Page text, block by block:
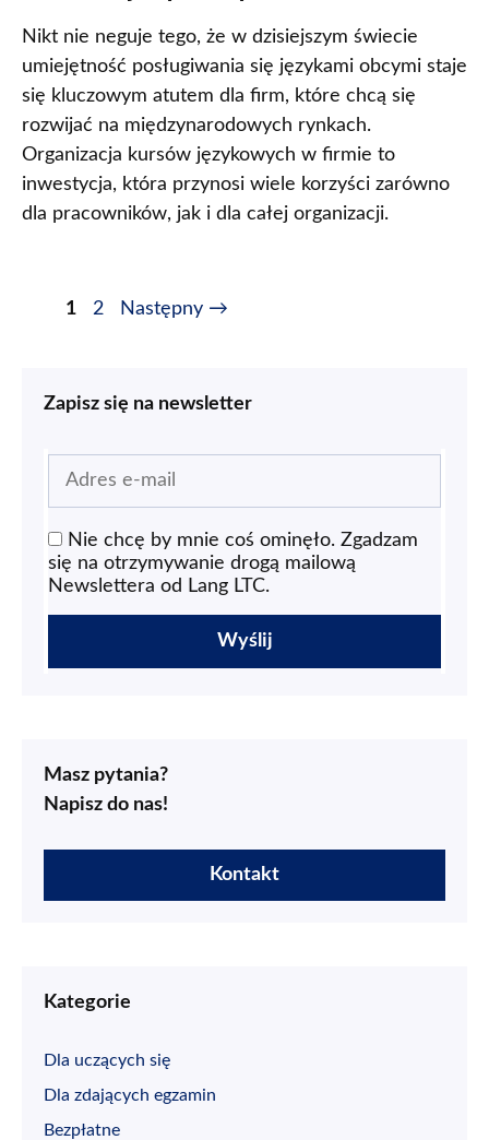
Nikt nie neguje tego, że w dzisiejszym świecie
umiejętność posługiwania się językami obcymi staje
się kluczowym atutem dla firm, które chcą się
rozwijać na międzynarodowych rynkach.
Organizacja kursów językowych w firmie to
inwestycja, która przynosi wiele korzyści zarówno
dla pracowników, jak i dla całej organizacji.
1 2 Następny →
Zapisz się na newsletter
Nie chcę by mnie coś ominęło. Zgadzam
się na otrzymywanie drogą mailową
Newslettera od Lang LTC.
Masz pytania?
Napisz do nas!
Kontakt
Kategorie
Dla uczących się
Dla zdających egzamin
Bezpłatne